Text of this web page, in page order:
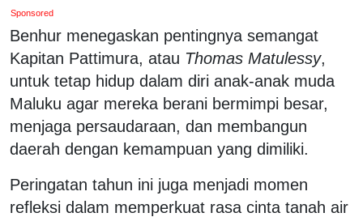
Sponsored
Benhur menegaskan pentingnya semangat
Kapitan Pattimura, atau Thomas Matulessy,
untuk tetap hidup dalam diri anak-anak muda
Maluku agar mereka berani bermimpi besar,
menjaga persaudaraan, dan membangun
daerah dengan kemampuan yang dimiliki.
Peringatan tahun ini juga menjadi momen
refleksi dalam memperkuat rasa cinta tanah air